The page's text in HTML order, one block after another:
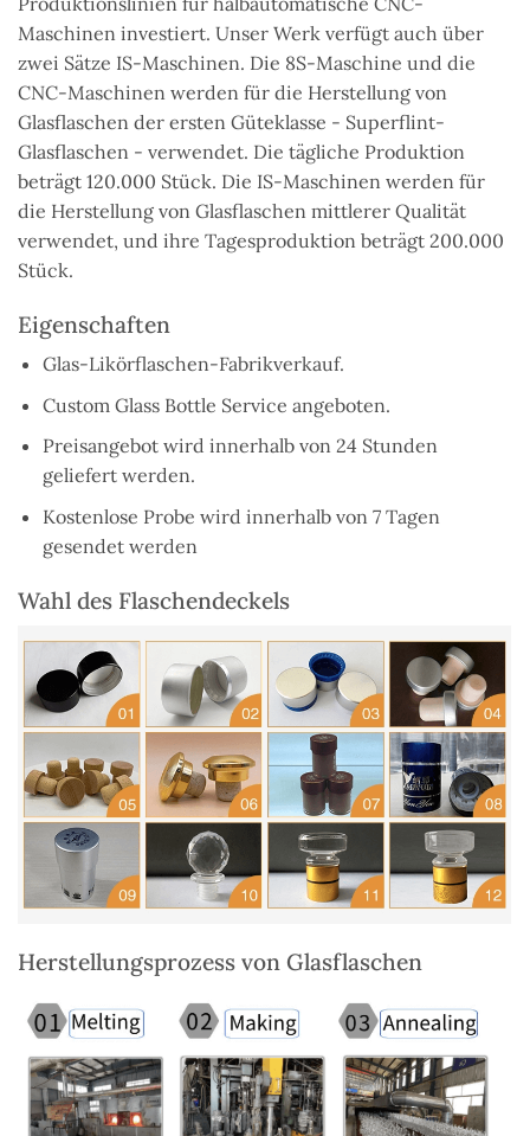
Maschinen investiert. Unser Werk verfügt auch über
zwei Sätze IS-Maschinen. Die 8S-Maschine und die
CNC-Maschinen werden für die Herstellung von
Glasflaschen der ersten Güteklasse - Superflint-
Glasflaschen - verwendet. Die tägliche Produktion
beträgt 120.000 Stück. Die IS-Maschinen werden für
die Herstellung von Glasflaschen mittlerer Qualität
verwendet, und ihre Tagesproduktion beträgt 200.000
Stück.
Eigenschaften
Glas-Likörflaschen-Fabrikverkauf.
Custom Glass Bottle Service angeboten.
Preisangebot wird innerhalb von 24 Stunden
geliefert werden.
Kostenlose Probe wird innerhalb von 7 Tagen
gesendet werden
Wahl des Flaschendeckels
Herstellungsprozess von Glasflaschen